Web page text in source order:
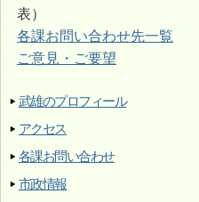
表）
各課お問い合わせ先一覧
ご意見・ご要望
武雄のプロフィール
アクセス
各課お問い合わせ
市政情報